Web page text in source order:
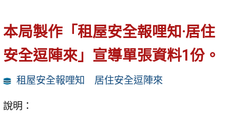
本局製作「租屋安全報哩知·居住
安全逗陣來」宣導單張資料1份。
租屋安全報哩知 居住安全逗陣來
說明：